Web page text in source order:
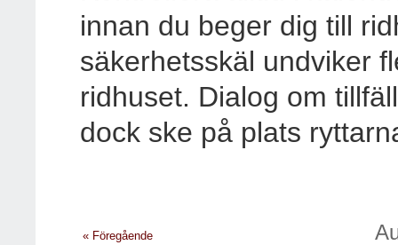
innan du beger dig till
säkerhetsskäl undviker
ridhuset. Dialog om
dock ske på plats
« Föregående